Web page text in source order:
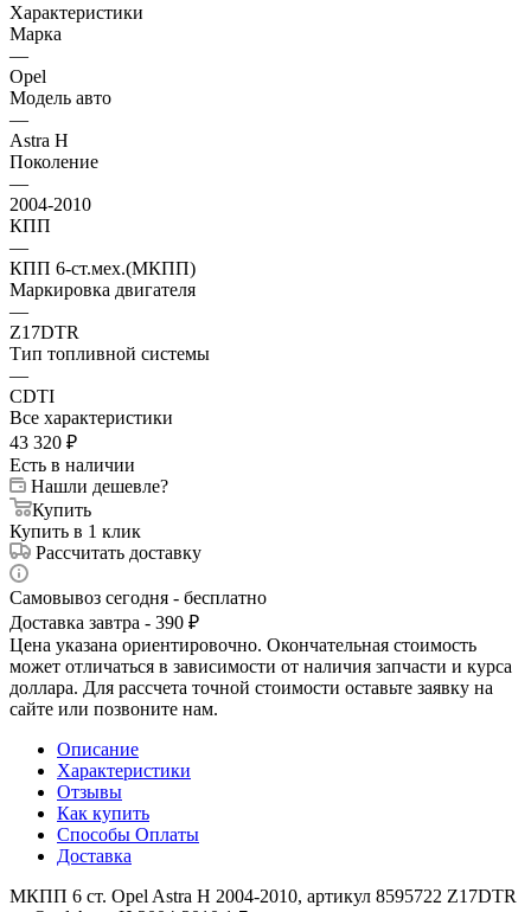
Характеристики
Марка
—
Opel
Модель авто
—
Astra H
Поколение
—
2004-2010
КПП
—
КПП 6-ст.мех.(МКПП)
Маркировка двигателя
—
Z17DTR
Тип топливной системы
—
CDTI
Все характеристики
43 320 ₽
Есть в наличии
Нашли дешевле?
Купить
Купить в 1 клик
Рассчитать доставку
Самовывоз сегодня - бесплатно
Доставка завтра - 390 ₽
Цена указана ориентировочно. Окончательная стоимость
может отличаться в зависимости от наличия запчасти и курса
доллара. Для рассчета точной стоимости оставьте заявку на
сайте или позвоните нам.
Описание
Характеристики
Отзывы
Как купить
Способы Оплаты
Доставка
МКПП 6 ст. Opel Astra H 2004-2010, артикул 8595722 Z17DTR